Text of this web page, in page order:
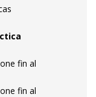
fin al
fin al